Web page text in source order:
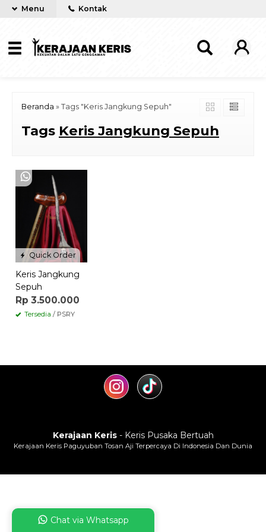
Menu Kontak
Beranda » Tags "Keris Jangkung Sepuh"
Tags Keris Jangkung Sepuh
Quick Order
Keris Jangkung
Sepuh
Rp 3.500.000
Tersedia / PSRY
Kerajaan Keris- Keris Pusaka Bertuah
Kerajaan Keris Paguyuban Tosan Aji Terpercaya Di Indonesia Dan Dunia
Chat via Whatsapp